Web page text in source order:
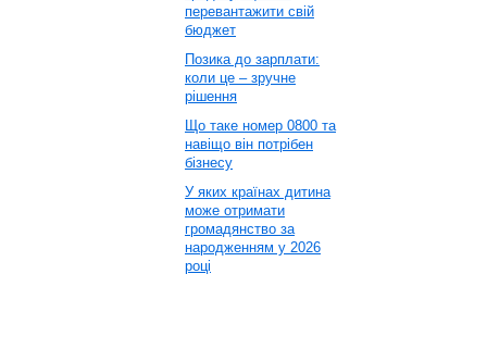
перевантажити свій
бюджет
Позика до зарплати:
коли це – зручне
рішення
Що таке номер 0800 та
навіщо він потрібен
бізнесу
У яких країнах дитина
може отримати
громадянство за
народженням у 2026
році